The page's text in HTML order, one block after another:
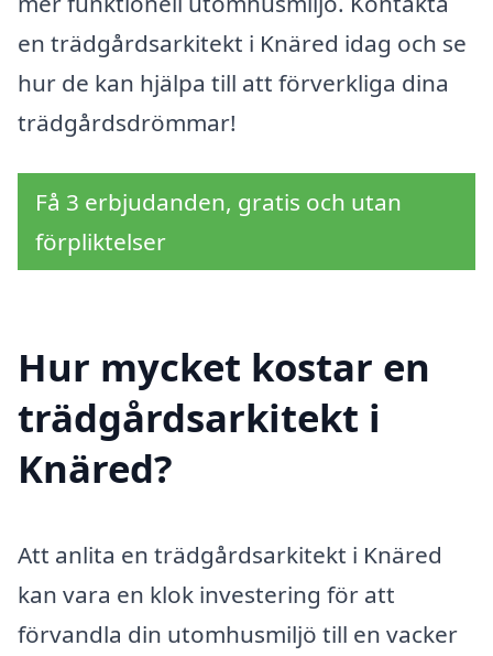
en trädgårdsarkitekt i Knäred idag och se
hur de kan hjälpa till att förverkliga dina
trädgårdsdrömmar!
Få 3 erbjudanden, gratis och utan
förpliktelser
Hur mycket kostar en
trädgårdsarkitekt i
Knäred?
Att anlita en trädgårdsarkitekt i Knäred
kan vara en klok investering för att
förvandla din utomhusmiljö till en vacker